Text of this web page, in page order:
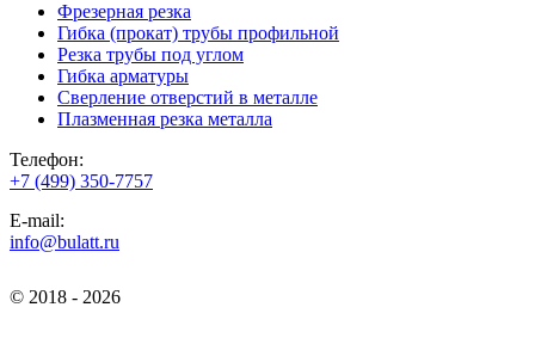
Фрезерная резка
Гибка (прокат) трубы профильной
Резка трубы под углом
Гибка арматуры
Сверление отверстий в металле
Плазменная резка металла
Телефон:
+7 (499) 350-7757
E-mail:
info@bulatt.ru
© 2018 - 2026